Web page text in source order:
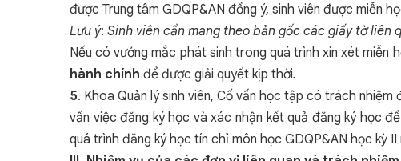
được Trung tâm GDQP&AN đồng ý, sinh viên được miễn
Lưu ý: Sinh viên cần mang theo bản gốc các giấy tờ liên
Nếu có vướng mắc phát sinh trong quá trình xin xét miễn
hành chính để được giải quyết kịp thời.
5. Khoa Quản lý sinh viên, Cố vấn học tập có trách
vấn việc đăng ký học và xác nhận kết quả đăng ký học
quá trình đăng ký học tín chỉ môn học GDQP&AN học kỳ